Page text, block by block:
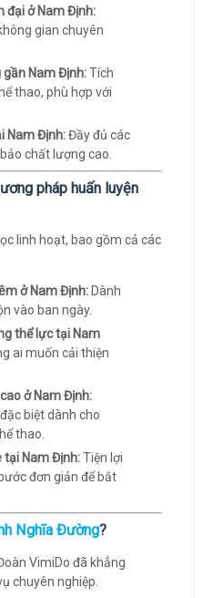
đại ở Nam Định:
gian chuyên
gần Nam Định:Tích
thao, phù hợp với
Nam Định:Đầy đủ các
chất lượng cao.
pháp huấn luyện
linh hoạt, bao gồm cả các
ở Nam Định:Dành
vào ban ngày.
thể lực tại Nam
ai muốn cải thiện
ở Nam Định:
biệt dành cho
thao.
tại Nam Định:Tiện lợi
đơn giản để bắt
Nghĩa Đường?
VimiDo đã khẳng
chuyên nghiệp.